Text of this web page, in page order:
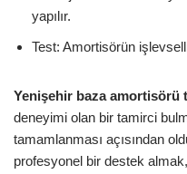
yapılır.
Test: Amortisörün
Yenişehir baza amortisörü
deneyimi olan bir tamirci
tamamlanması açısından
profesyonel bir destek